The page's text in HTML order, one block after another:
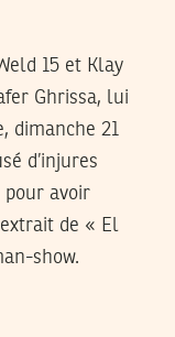
15 et Klay
Ghrissa, lui
dimanche 21
d’injures
pour avoir
de « El
show.